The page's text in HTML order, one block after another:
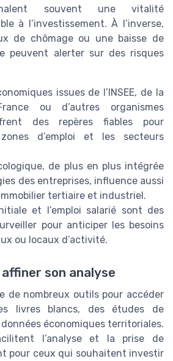
souvent une vitalité
à l’investissement. À l’inverse,
de chômage ou une baisse de
peuvent alerter sur des risques
issues de l’INSEE, de la
ou d’autres organismes
des repères fiables pour
d’emploi et les secteurs
de plus en plus intégrée
des entreprises, influence aussi
tertiaire et industriel.
et l’emploi salarié sont des
pour anticiper les besoins
ou locaux d’activité.
son analyse
de nombreux outils pour accéder
livres blancs, des études de
économiques territoriales.
l’analyse et la prise de
pour ceux qui souhaitent investir